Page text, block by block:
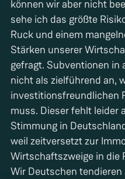
können wir aber nicht
sehe ich das größte
Ruck und einem
Stärken unserer
gefragt. Subventionen in
nicht als zielführend an,
investitionsfreundlichen
muss. Dieser fehlt leider
Stimmung in
weil zeitversetzt zur
Wirtschaftszweige in die
Wir Deutschen tendieren